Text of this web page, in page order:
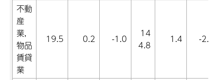
不動
産
業,
物品
賃貸
業
19.5 0.2 -1.0
14
4.8
1.4 -2.7